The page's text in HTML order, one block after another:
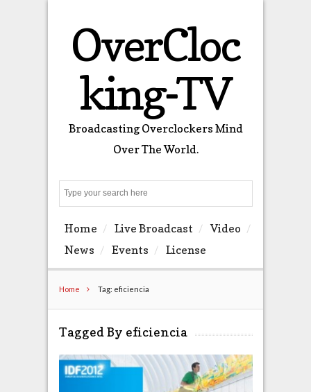
OverCloc
king-TV
Broadcasting Overclockers Mind
Over The World.
Home Live Broadcast
Video
News
Events License
Home Tag: eficiencia
Tagged By eficiencia